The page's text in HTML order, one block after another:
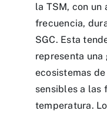
la TSM, con un
frecuencia,
SGC. Esta
representa una
ecosistemas
sensibles a las
temperatura.